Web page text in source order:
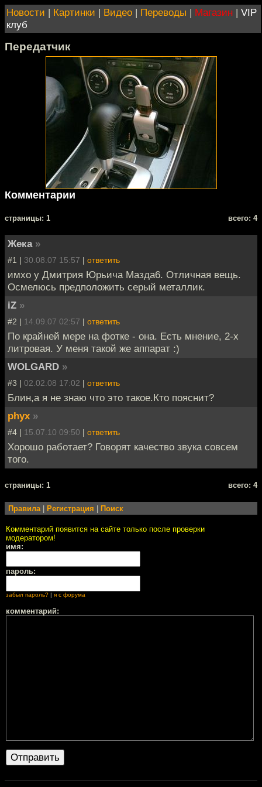
Новости | Картинки | Видео | Переводы | Магазин | VIP
клуб
Передатчик
Комментарии
cтраницы: 1 всего: 4
Жека »
#1 | 30.08.07 15:57 | ответить
имхо у Дмитрия Юрьича Мазда6. Отличная вещь.
Осмелюсь предположить серый металлик.
iZ »
#2 | 14.09.07 02:57 | ответить
По крайней мере на фотке - она. Есть мнение, 2-х
литровая. У меня такой же аппарат :)
WOLGARD »
#3 | 02.02.08 17:02 | ответить
Блин,а я не знаю что это такое.Кто пояснит?
phyx »
#4 | 15.07.10 09:50 | ответить
Хорошо работает? Говорят качество звука совсем
того.
cтраницы: 1 всего: 4
Правила| Регистрация Поиск
Комментарий появится на сайте только после проверки
модератором!
имя:
пароль:
забыл пароль? | я с форума
комментарий: